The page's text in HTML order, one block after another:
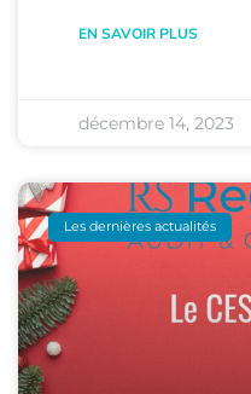
EN SAVOIR PLUS
décembre 14, 2023
Les dernières actualités